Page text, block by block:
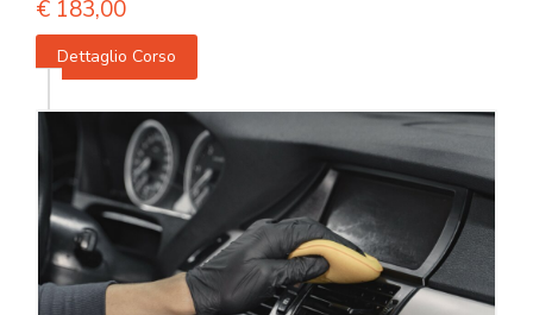
€ 183,00
Dettaglio Corso